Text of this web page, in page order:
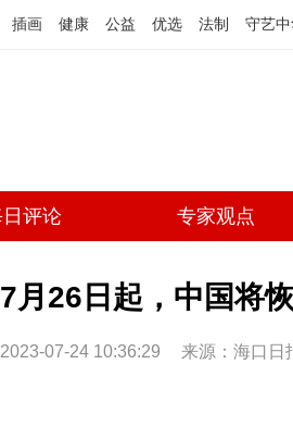
插画 健康 公益 优选 法制 守艺
评论 专家观点
7月26日起，中国将
2023-07-24 10:36:29 来源：海口日